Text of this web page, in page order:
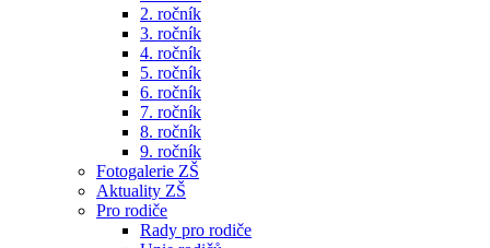
2. ročník
3. ročník
4. ročník
5. ročník
6. ročník
7. ročník
8. ročník
9. ročník
Fotogalerie ZŠ
Aktuality ZŠ
Pro rodiče
Rady pro rodiče